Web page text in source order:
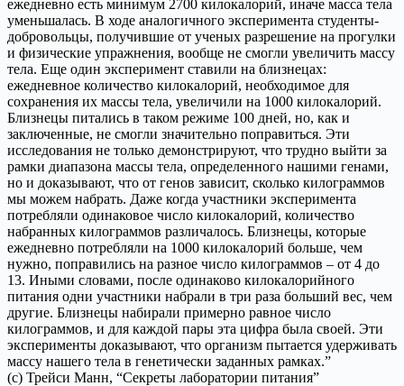
ежедневно есть минимум 2700 килокалорий, иначе масса тела
уменьшалась. В ходе аналогичного эксперимента студенты-
добровольцы, получившие от ученых разрешение на прогулки
и физические упражнения, вообще не смогли увеличить массу
тела. Еще один эксперимент ставили на близнецах:
ежедневное количество килокалорий, необходимое для
сохранения их массы тела, увеличили на 1000 килокалорий.
Близнецы питались в таком режиме 100 дней, но, как и
заключенные, не смогли значительно поправиться. Эти
исследования не только демонстрируют, что трудно выйти за
рамки диапазона массы тела, определенного нашими генами,
но и доказывают, что от генов зависит, сколько килограммов
мы можем набрать. Даже когда участники эксперимента
потребляли одинаковое число килокалорий, количество
набранных килограммов различалось. Близнецы, которые
ежедневно потребляли на 1000 килокалорий больше, чем
нужно, поправились на разное число килограммов – от 4 до
13. Иными словами, после одинаково килокалорийного
питания одни участники набрали в три раза больший вес, чем
другие. Близнецы набирали примерно равное число
килограммов, и для каждой пары эта цифра была своей. Эти
эксперименты доказывают, что организм пытается удерживать
массу нашего тела в генетически заданных рамках.”
(с) Трейси Манн, “Секреты лаборатории питания”